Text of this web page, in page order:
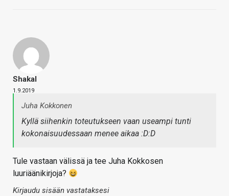
Shakal
1.9.2019
Juha Kokkonen
Kyllä siihenkin toteutukseen vaan useampi tunti
kokonaisuudessaan menee aikaa :D:D
Tule vastaan välissä ja tee Juha Kokkosen
luuriäänikirjoja?
Kirjaudu sisään vastataksesi